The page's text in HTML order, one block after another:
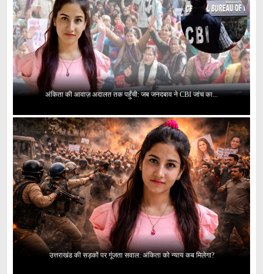
अंकिता की आवाज़ अदालत तक पहुँची: जब जनदबाव ने CBI जांच का...
उत्तराखंड की सड़कों पर गूंजता सवाल: अंकिता को न्याय कब मिलेगा?